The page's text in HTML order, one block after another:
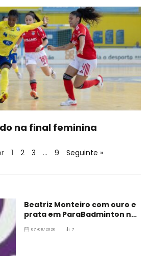
na final feminina
1 2 3 … 9 Seguinte »
Beatriz Monteiro com ouro e
prata em ParaBadminton no
07/08/2026 7